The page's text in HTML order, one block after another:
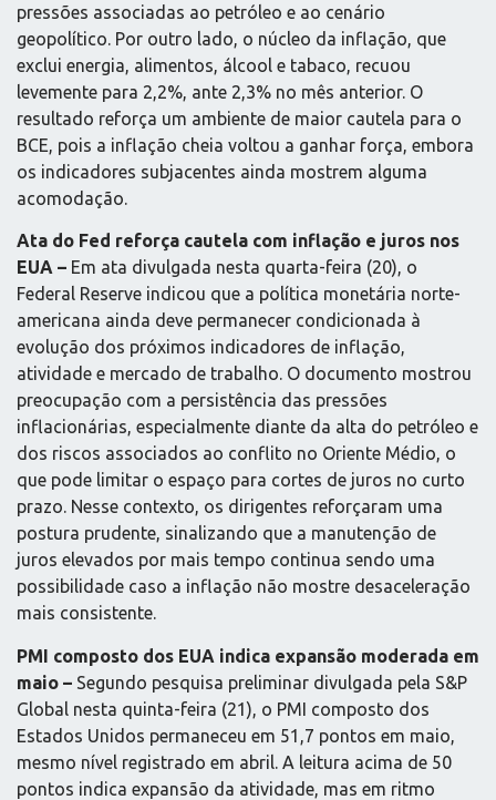
pressões associadas ao petróleo e ao cenário
geopolítico. Por outro lado, o núcleo da inflação, que
exclui energia, alimentos, álcool e tabaco, recuou
levemente para 2,2%, ante 2,3% no mês anterior. O
resultado reforça um ambiente de maior cautela para o
BCE, pois a inflação cheia voltou a ganhar força, embora
os indicadores subjacentes ainda mostrem alguma
acomodação.
Ata do Fed reforça cautela com inflação e juros nos
EUA – Em ata divulgada nesta quarta-feira (20), o
Federal Reserve indicou que a política monetária norte-
americana ainda deve permanecer condicionada à
evolução dos próximos indicadores de inflação,
atividade e mercado de trabalho. O documento mostrou
preocupação com a persistência das pressões
inflacionárias, especialmente diante da alta do petróleo e
dos riscos associados ao conflito no Oriente Médio, o
que pode limitar o espaço para cortes de juros no curto
prazo. Nesse contexto, os dirigentes reforçaram uma
postura prudente, sinalizando que a manutenção de
juros elevados por mais tempo continua sendo uma
possibilidade caso a inflação não mostre desaceleração
mais consistente.
PMI composto dos EUA indica expansão moderada em
maio – Segundo pesquisa preliminar divulgada pela S&P
Global nesta quinta-feira (21), o PMI composto dos
Estados Unidos permaneceu em 51,7 pontos em maio,
mesmo nível registrado em abril. A leitura acima de 50
pontos indica expansão da atividade, mas em ritmo